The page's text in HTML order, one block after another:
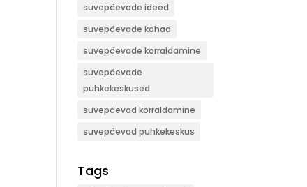
suvepäevade ideed
suvepäevade kohad
suvepäevade korraldamine
suvepäevade
puhkekeskused
suvepäevad korraldamine
suvepäevad puhkekeskus
Tags